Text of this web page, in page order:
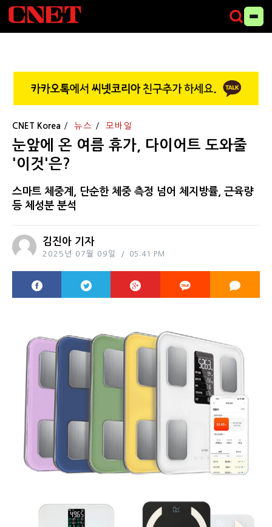
CNET Korea 뉴스 모바일
눈앞에 온 여름 휴가, 다이어트 도와줄
'이것'은?
스마트 체중계, 단순한 체중 측정 넘어 체지방률, 근육량
등 체성분 분석
김진아 기자
2025년 07월 09일 05:41 PM